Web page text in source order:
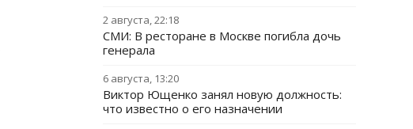
2 августа, 22:18
СМИ: В ресторане в Москве погибла дочь
генерала
6 августа, 13:20
Виктор Ющенко занял новую должность:
что известно о его назначении